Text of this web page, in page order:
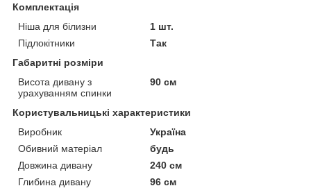
Комплектація
Ніша для білизни
1 шт.
Підлокітники
Так
Габаритні розміри
Висота дивану з
урахуванням спинки
90 см
Користувальницькі характеристики
Виробник
Україна
Обивний матеріал
будь
Довжина дивану
240 см
Глибина дивану
96 см